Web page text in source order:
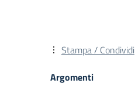
Stampa / Condividi
Argomenti